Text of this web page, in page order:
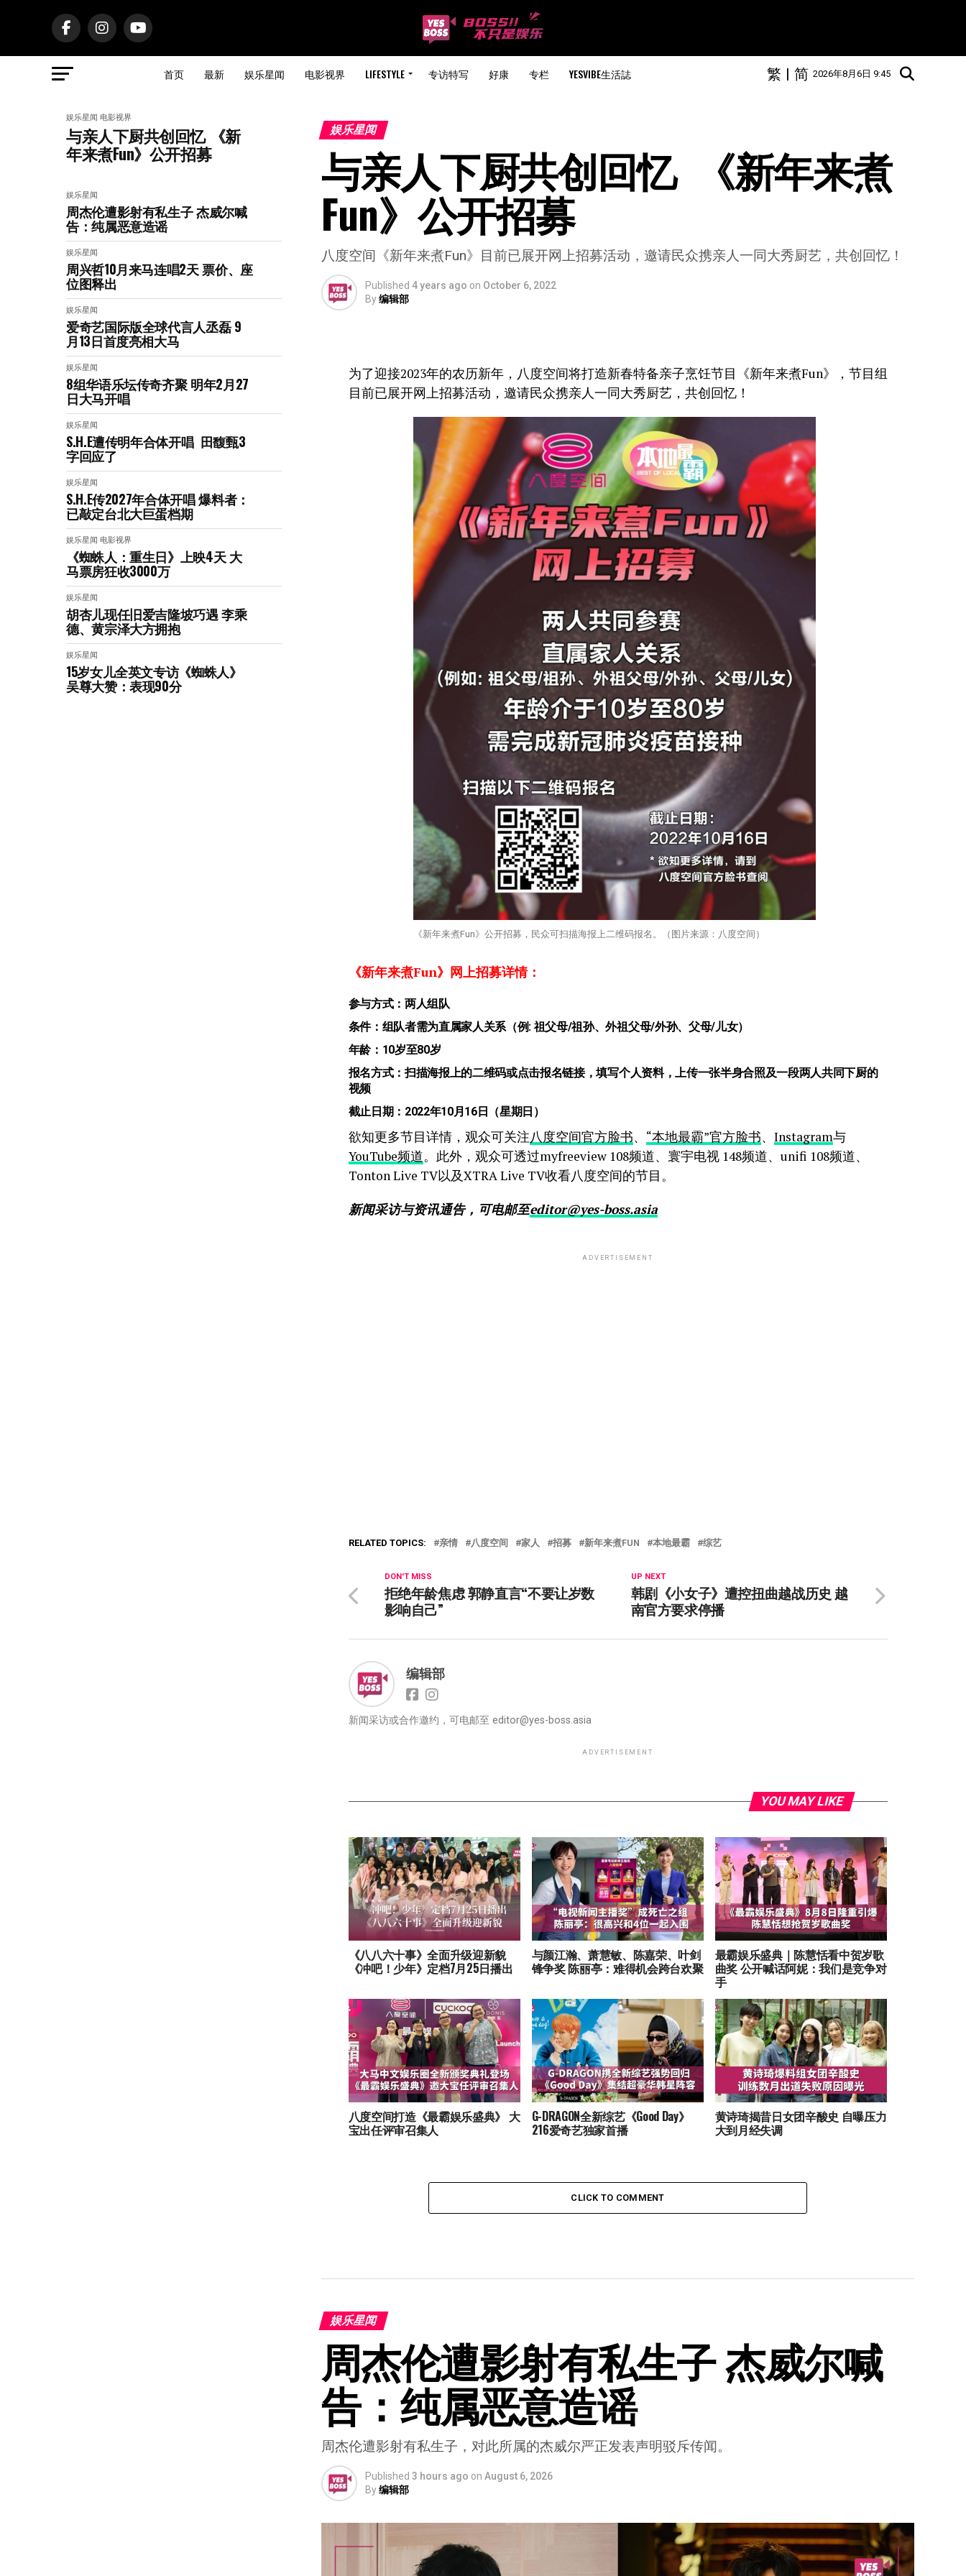
首页 最新 娱乐星闻 电影视界 LIFESTYLE 专访特写 好康 专栏 YESVIBE生活誌 2026年8月6日 9:45
简
|
繁
娱乐星闻 电影视界
与亲人下厨共创回忆 《新
年来煮Fun》公开招募
娱乐星闻
周杰伦遭影射有私生子 杰威尔喊
告：纯属恶意造谣
娱乐星闻
周兴哲10月来马连唱2天 票价、座
位图释出
娱乐星闻
爱奇艺国际版全球代言人丞磊 9
月13日首度亮相大马
娱乐星闻
8组华语乐坛传奇⻬聚 明年2月27
日大马开唱
娱乐星闻
S.H.E遭传明年合体开唱 田馥甄3
字回应了
娱乐星闻
S.H.E传2027年合体开唱 爆料者：
已敲定台北大巨蛋档期
娱乐星闻 电影视界
《蜘蛛人：重生日》上映4天 大
马票房狂收3000万
娱乐星闻
胡杏儿现任旧爱吉隆坡巧遇 李乘
德、黄宗泽大方拥抱
娱乐星闻
15岁女儿全英文专访《蜘蛛人》
吴尊大赞：表现90分
娱乐星闻
与亲人下厨共创回忆  《新年来煮
Fun》公开招募
八度空间《新年来煮Fun》目前已展开网上招募活动，邀请民众携亲人一同大秀厨艺，共创回忆！
Published 4 years ago on October 6, 2022
By编辑部
为了迎接2023年的农历新年，八度空间将打造新春特备亲子烹饪节目《新年来煮Fun》，节目组
目前已展开网上招募活动，邀请民众携亲人一同大秀厨艺，共创回忆！
《新年来煮Fun》公开招募，民众可扫描海报上二维码报名。（图片来源：八度空间）
《新年来煮Fun》网上招募详情：
参与方式：两人组队
条件：组队者需为直属家人关系（例: 祖父母/祖孙、外祖父母/外孙、父母/儿女）
年龄：10岁至80岁
报名方式：扫描海报上的二维码或点击报名链接，填写个人资料，上传一张半身合照及一段两人共同下厨的
视频
截止日期：2022年10月16日（星期日）
欲知更多节目详情，观众可关注八度空间官方脸书、 “本地最霸”官方脸书、 Instagram与
YouTube频道。此外，观众可透过myfreeview 108频道、寰宇电视 148频道、unifi 108频道、
Tonton Live TV以及XTRA Live TV收看八度空间的节目。
新闻采访与资讯通告，可电邮至editor@yes-boss.asia
ADVERTISEMENT
RELATED TOPICS: 亲情 八度空间 家人 招募 新年来煮FUN 本地最霸 综艺
UP NEXT
韩剧《小女子》遭控扭曲越战历史 越
南官方要求停播
DON'T MISS
拒绝年龄焦虑 郭静直言“不要让岁数
影响自己”
编辑部
新闻采访或合作邀约，可电邮至 editor@yes-boss.asia
ADVERTISEMENT
YOU MAY LIKE
《八八六十事》全面升级迎新貌
《冲吧！少年》定档7月25日播出
与颜江瀚、萧慧敏、陈嘉荣、叶剑
锋争奖 陈丽亭：难得机会跨台欢聚
最霸娱乐盛典｜陈慧恬看中贺岁歌
曲奖 公开喊话阿妮：我们是竞争对
手
八度空间打造《最霸娱乐盛典》 大
宝出任评审召集人
G-DRAGON全新综艺《Good Day》
216爱奇艺独家首播
黄诗琦揭昔日女团辛酸史 自曝压力
大到月经失调
CLICK TO COMMENT
娱乐星闻
周杰伦遭影射有私生子 杰威尔喊
告：纯属恶意造谣
周杰伦遭影射有私生子，对此所属的杰威尔严正发表声明驳斥传闻。
Published 3 hours ago on August 6, 2026
By编辑部